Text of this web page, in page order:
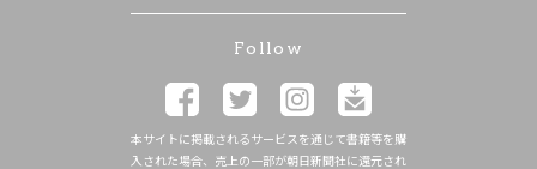
Follow
本サイトに掲載されるサービスを通じて書籍等を購
入された場合、売上の一部が朝日新聞社に還元され